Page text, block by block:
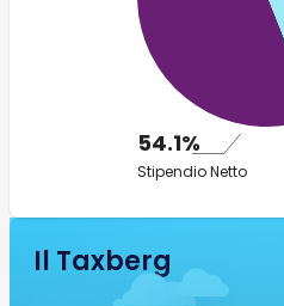
54.1%
Stipendio Netto
Il Taxberg